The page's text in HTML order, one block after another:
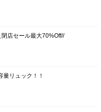
店セール最大70%Off//
リュック！！